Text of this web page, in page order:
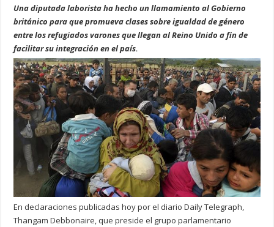
Una diputada laborista ha hecho un llamamiento al Gobierno
británico para que promueva clases sobre igualdad de género
entre los refugiados varones que llegan al Reino Unido a fin de
facilitar su integración en el país.
En declaraciones publicadas hoy por el diario Daily Telegraph,
Thangam Debbonaire, que preside el grupo parlamentario